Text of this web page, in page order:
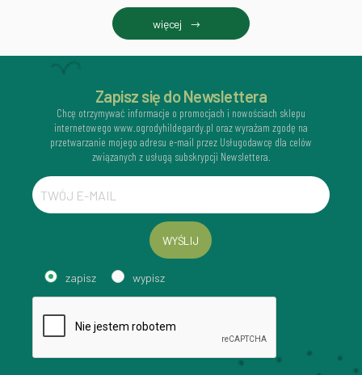
więcej
Zapisz się do Newslettera
Chcę otrzymywać informacje o promocjach i nowościach sklepu
internetowego www.ogrodyhildegardy.pl oraz wyrażam zgodę na
przetwarzanie mojego adresu e-mail przez Usługodawcę dla celów
związanych z usługą subskrypcji Newslettera.
WYŚLIJ
zapisz wypisz